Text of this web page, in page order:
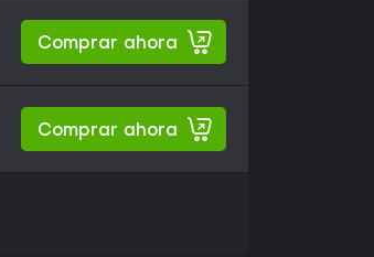
Comprar ahora
Comprar ahora